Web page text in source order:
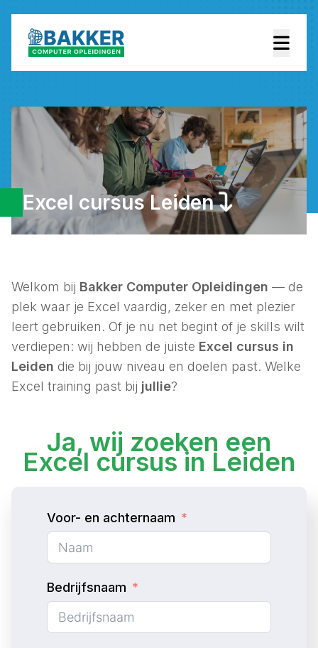
Excel cursus Leiden
Welkom bij Bakker Computer Opleidingen — de
plek waar je Excel vaardig, zeker en met plezier
leert gebruiken. Of je nu net begint of je skills wilt
verdiepen: wij hebben de juiste Excel cursus in
Leiden die bij jouw niveau en doelen past. Welke
Excel training past bij jullie?
Ja, wij zoeken een
Excel cursus in Leiden
Voor- en achternaam
Bedrijfsnaam